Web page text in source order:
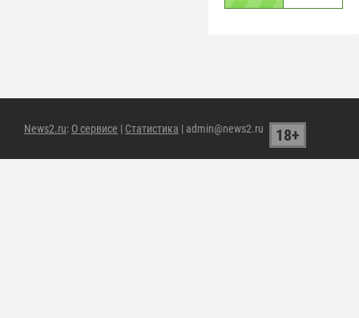
News2.ru: О сервисе | Статистика | admin@news2.ru 18+